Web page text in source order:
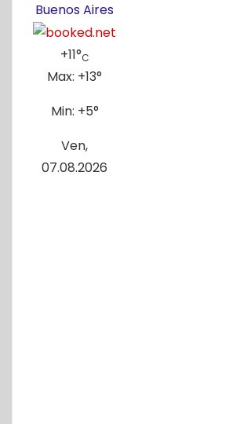
Buenos Aires
+11°C
Max: +13°
Min: +5°
Ven,
07.08.2026